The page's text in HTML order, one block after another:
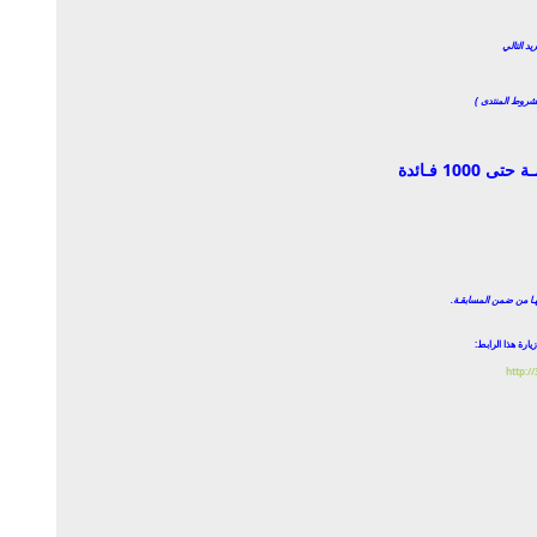
التالي
المنتدى )
فـائدة
من ضمن المسابقـة.
هذا الرابط:
http://